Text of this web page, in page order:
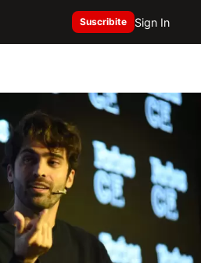
Suscribite Sign In